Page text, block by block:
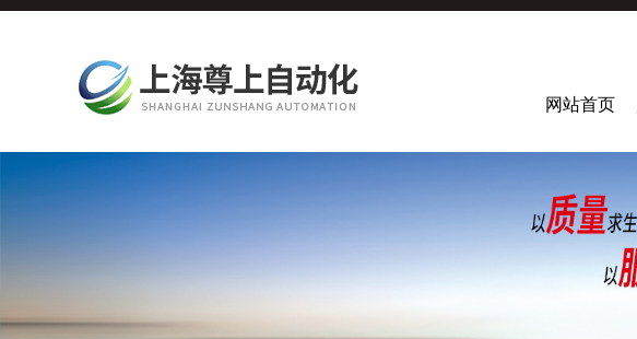
网站首页